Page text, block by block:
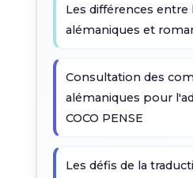
Les différences entre
alémaniques et
Consultation des
alémaniques pour
COCO PENSE
Les défis de la